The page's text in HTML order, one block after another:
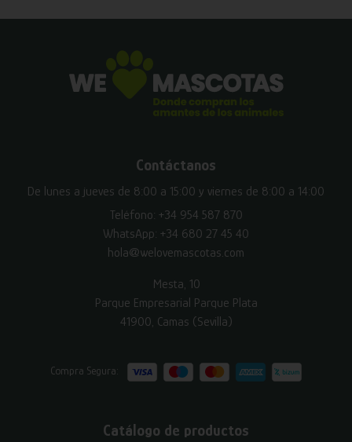
Contáctanos
De lunes a jueves de 8:00 a 15:00 y viernes de 8:00 a 14:00
Teléfono: +34 954 587 870
WhatsApp: +34 680 27 45 40
hola@welovemascotas.com
Mesta, 10
Parque Empresarial Parque Plata
41900, Camas (Sevilla)
Compra Segura:
Catálogo de productos